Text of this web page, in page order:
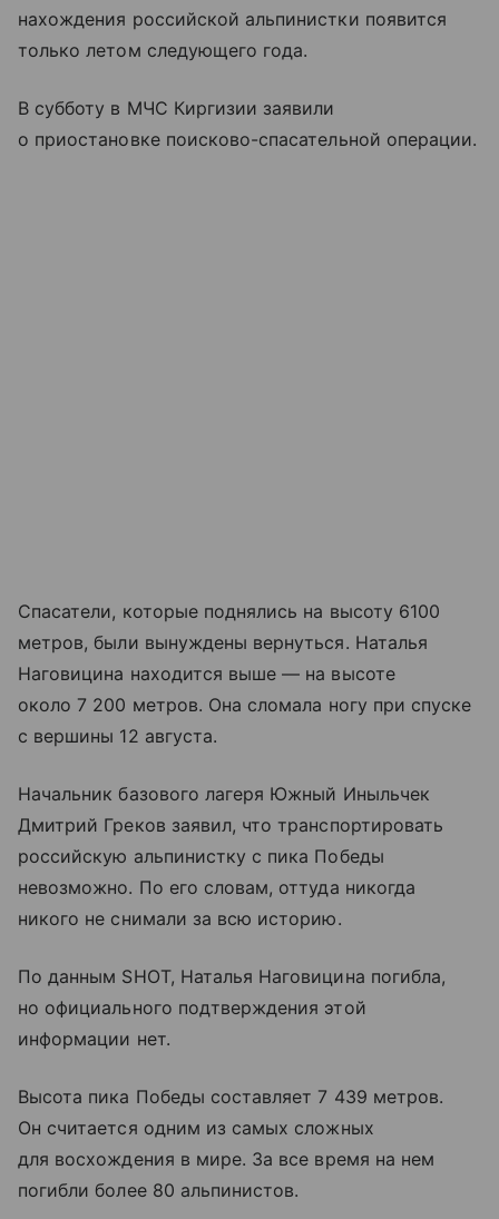
нахождения российской альпинистки появится
только летом следующего года.
В субботу в МЧС Киргизии заявили
о приостановке поисково-спасательной операции.
Спасатели, которые поднялись на высоту 6100
метров, были вынуждены вернуться. Наталья
Наговицина находится выше — на высоте
около 7 200 метров. Она сломала ногу при спуске
с вершины 12 августа.
Начальник базового лагеря Южный Иныльчек
Дмитрий Греков заявил, что транспортировать
российскую альпинистку с пика Победы
невозможно. По его словам, оттуда никогда
никого не снимали за всю историю.
По данным SHOT, Наталья Наговицина погибла,
но официального подтверждения этой
информации нет.
Высота пика Победы составляет 7 439 метров.
Он считается одним из самых сложных
для восхождения в мире. За все время на нем
погибли более 80 альпинистов.